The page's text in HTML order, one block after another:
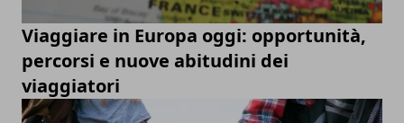
Viaggiare in Europa oggi: opportunità,
percorsi e nuove abitudini dei
viaggiatori